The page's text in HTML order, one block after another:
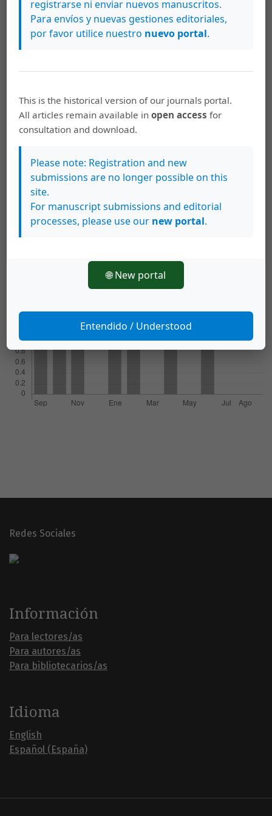
adversas a drogas y efectos secundarios
Cómo citar
efectos adversos de la capecitabina en pacientes con cáncer
colorrectal metastásico. Revista Médica De La Universidad De
Costa Rica
https://doi.org/10.15517/rmucr.v10i2.27200
Más formatos de cita
https://doi.org/10.15517/rmucr.v10i2.27200
Redes Sociales
Información
Para lectores/as
Para autores/as
Para bibliotecarios/as
Idioma
English
Español (España)
registrarse ni enviar nuevos manuscritos.
Para envíos y nuevas gestiones editoriales,
por favor utilice nuestro nuevo portal.
This is the historical version of our journals portal.
All articles remain available inopen access for
consultation and download.
Please note: Registration and new
submissions are no longer possible on this
site.
For manuscript submissions and editorial
processes, please use our new portal.
🌐 New portal
Entendido / Understood